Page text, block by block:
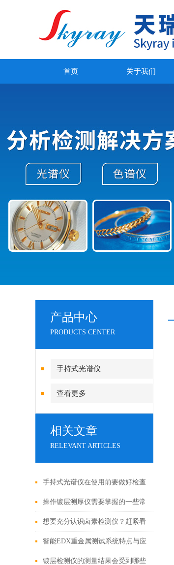
首页 关于我们
产品中心
PRODUCTS CENTER
手持式光谱仪
查看更多
相关文章
RELEVANT ARTICLES
手持式光谱仪在使用前要做好检查
工作
操作镀层测厚仪需要掌握的一些常
识
想要充分认识卤素检测仪？赶紧看
过来
智能EDX重金属测试系统特点与应
用
镀层检测仪的测量结果会受到哪些